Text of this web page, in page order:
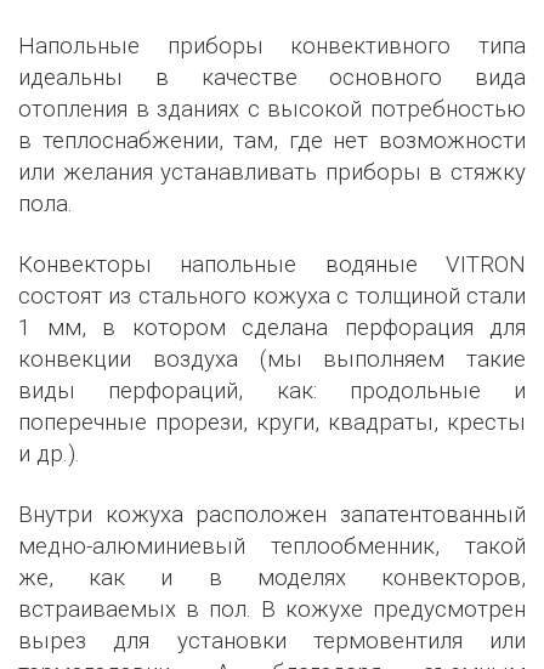
Напольные приборы конвективного типа
идеальны в качестве основного вида
отопления в зданиях с высокой потребностью
в теплоснабжении, там, где нет возможности
или желания устанавливать приборы в стяжку
пола.
Конвекторы напольные водяные VITRON
состоят из стального кожуха с толщиной стали
1 мм, в котором сделана перфорация для
конвекции воздуха (мы выполняем такие
виды перфораций, как: продольные и
поперечные прорези, круги, квадраты, кресты
и др.).
Внутри кожуха расположен запатентованный
медно-алюминиевый теплообменник, такой
же, как и в моделях конвекторов,
встраиваемых в пол. В кожухе предусмотрен
вырез для установки термовентиля или